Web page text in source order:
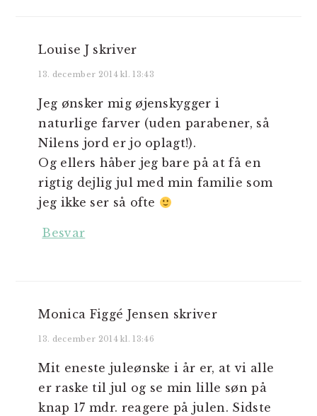
Louise J skriver
13. december 2014 kl. 13:43
Jeg ønsker mig øjenskygger i
naturlige farver (uden parabener, så
Nilens jord er jo oplagt!).
Og ellers håber jeg bare på at få en
rigtig dejlig jul med min familie som
jeg ikke ser så ofte
Besvar
Monica Figgé Jensen skriver
13. december 2014 kl. 13:46
Mit eneste juleønske i år er, at vi alle
er raske til jul og se min lille søn på
knap 17 mdr. reagere på julen. Sidste